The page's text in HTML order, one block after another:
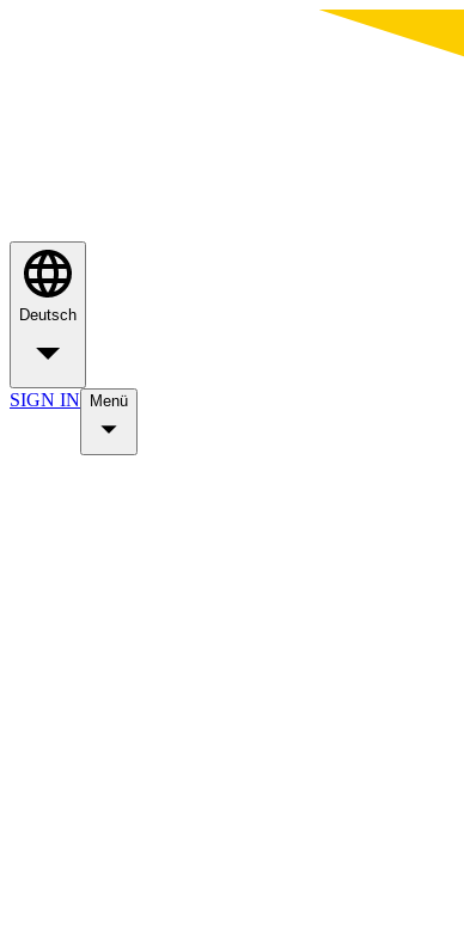
Deutsch
SIGN IN Menü